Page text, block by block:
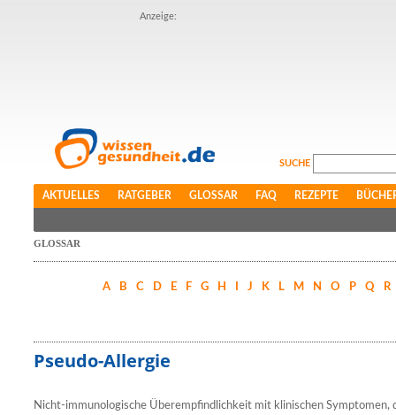
Anzeige:
SUCHE
AKTUELLES RATGEBER GLOSSAR FAQ REZEPTE
GLOSSAR
A B C D E F G H J K L M N O P Q R
Pseudo-Allergie
Nicht-immunologische Überempfindlichkeit mit klinischen Symptomen,